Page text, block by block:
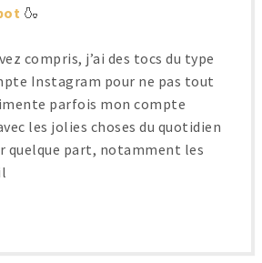
🍶
compris, j’ai des tocs du type
Instagram pour ne pas tout
parfois mon compte
les jolies choses du quotidien
quelque part, notamment les